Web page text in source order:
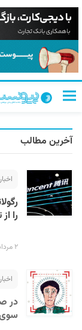
آخرین مطالب
اخبار
را
۲ مرداد ۱۴۰۰
اخبار
در